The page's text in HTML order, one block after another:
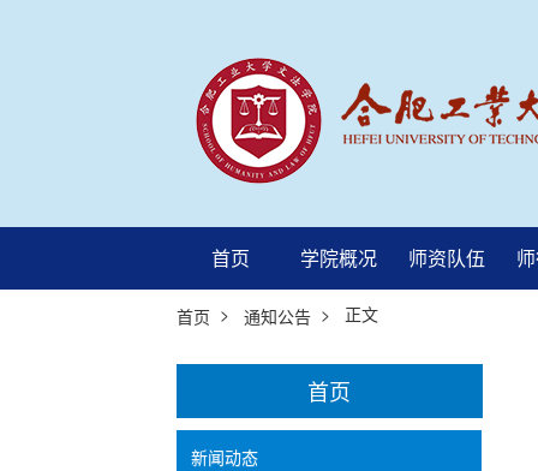
首页 学院概况 师资队伍
首页 > 通知公告> 正文
首页
新闻动态